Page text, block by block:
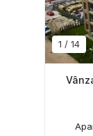
1 / 14